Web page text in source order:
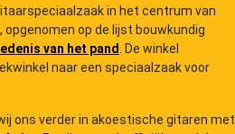
in het centrum van
op de lijst bouwkundig
van het pand. De winkel
naar een speciaalzaak voor
ons verder in akoestische gitaren met